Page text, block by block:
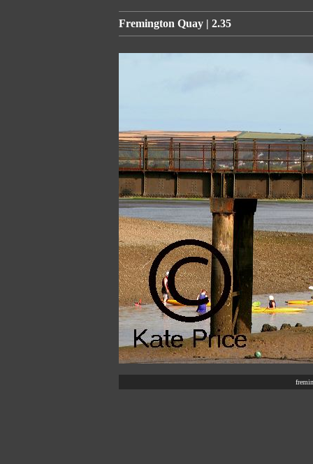
Fremington Quay | 2.35